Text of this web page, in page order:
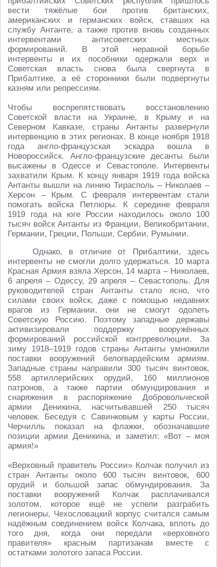
вести тяжёлые бои против британских,
американских и германских войск, ставших на
службу Антанте, а также против вновь созданных
интервентами антисоветских местных
формирований. В этой неравной борьбе
интервенты и их пособники одержали верх и
Советская власть снова была свергнута в
Прибалтике, а её сторонники были подвергнуты
казням или репрессиям.
Чтобы воспрепятствовать восстановлению
Советской власти на Украине, в Крыму и на
Северном Кавказе, страны Антанты развернули
интервенцию в этих регионах. В конце ноября 1918
года англо-французская эскадра вошла в
Новороссийск. Англо-французские десанты были
высажены в Одессе и Севастополе. Интервенты
захватили Крым. К концу января 1919 года войска
Антанты вышли на линию Тирасполь – Николаев –
Херсон – Крым. С февраля интервентам стали
помогать войска Петлюры. К середине февраля
1919 года на юге России находилось около 100
тысяч войск Антанты из Франции, Великобритании,
Германии, Греции, Польши, Сербии, Румынии.
Однако, в отличие от Прибалтики, здесь
интервенты не смогли долго удержаться. 10 марта
Красная Армия взяла Херсон, 14 марта – Николаев,
6 апреля – Одессу, 29 апреля – Севастополь. Для
руководителей стран Антанты стало ясно, что
силами своих войск, даже с помощью недавних
врагов из Германии, они не смогут одолеть
Советскую Россию. Поэтому западные державы
активизировали поддержку вооружённых
формирований российской контрреволюции. За
зиму 1918–1919 годов страны Антанты умножили
поставки вооружений белогвардейским армиям.
Западные страны направили 300 тысяч винтовок,
558 артиллерийских орудий, 160 миллионов
патронов, а также партии обмундирования и
снаряжения в распоряжение Добровольческой
армии Деникина, насчитывавшей 250 тысяч
человек. Беседуя с Савинковым у карты России,
Черчилль показал на флажки, обозначавшие
позиции армии Деникина, и заметил: «Вот – моя
армия!»
«Верховный правитель России» Колчак получил из
стран Антанты около 600 тысяч винтовок, 600
орудий и большой запас обмундирования. За
поставки вооружений Колчак расплачивался
золотом, которое ещё не успели разграбить
легионеры, Чехословацкий корпус считался самым
надёжным соединением войск Колчака, вплоть до
того дня, когда они передали «верховного
правителя» красным партизанам вместе с
остатками золотого запаса России.